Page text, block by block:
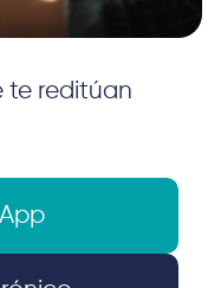
te reditúan